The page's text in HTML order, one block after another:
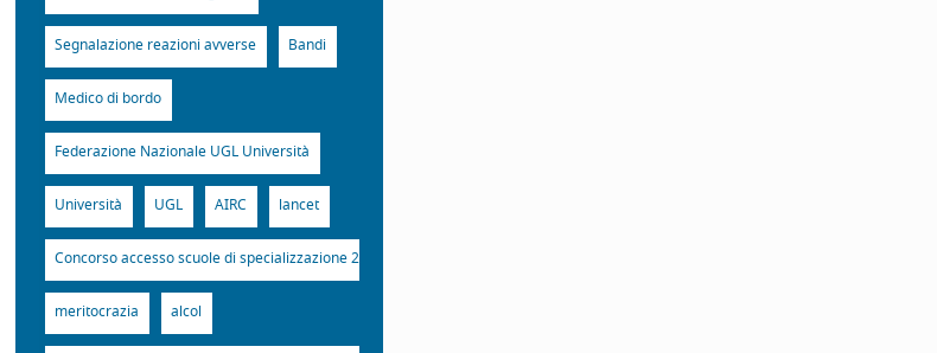
Segnalazione reazioni avverse Bandi
Medico di bordo
Federazione Nazionale UGL Università
Università UGL AIRC lancet
Concorso accesso scuole di specializzazione 2015
meritocrazia alcol